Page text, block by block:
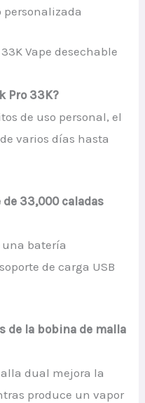
personalizada
Vape desechable
Pro 33K?
de uso personal, el
varios días hasta
de 33,000 caladas
una batería
de carga USB
de la bobina de malla
dual mejora la
produce un vapor